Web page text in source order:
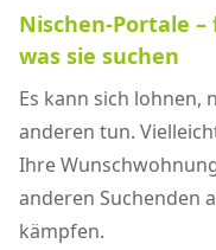
Nischen-Portale
was sie suchen
Es kann sich lohnen,
anderen tun.
Ihre
anderen Suchenden
kämpfen.